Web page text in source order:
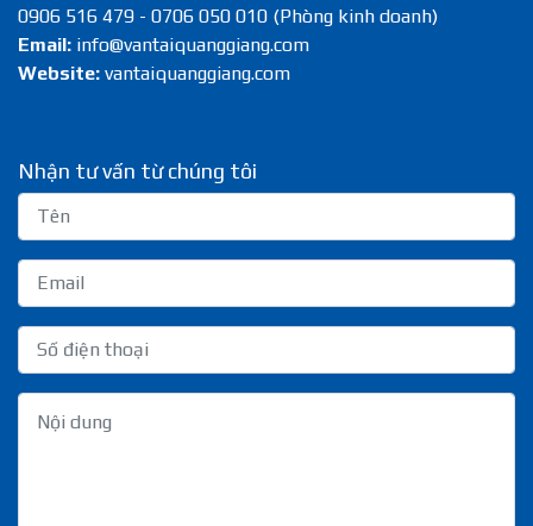
0906 516 479 - 0706 050 010 (Phòng kinh doanh)
Email: info@vantaiquanggiang.com
Website: vantaiquanggiang.com
Nhận tư vấn từ chúng tôi